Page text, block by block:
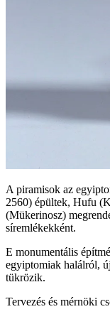
A piramisok az
2560) épültek, Hufu
(Mükerinosz)
síremlékekként.
E monumentális
egyiptomiak halálról,
tükrözik.
Tervezés és mérnöki